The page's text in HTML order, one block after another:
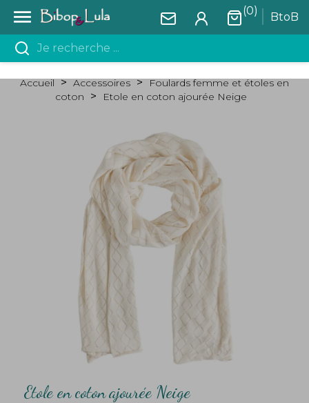
 BtoB
(0)
Accueil Accessoires
Foulards femme et étoles en
coton
Etole en coton ajourée Neige
Etole en coton ajourée Neige